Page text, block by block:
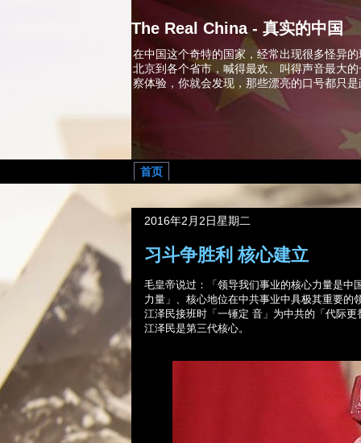
The Real China - 真实的中国
在中国这个奇特的国家，经常出现很多怪异
北京到各个省市，喊得最欢、叫得声音最大
察体验，你就会发现，那些漂亮的口号都只
首页
2016年2月2日星期二
习斗争胜利 核心建立
毛皇帝说过：「领导我们事业的核心力量是中
力量」、核心地位在中共事业中具极其重要的
江泽民接班时「一锤定 音」为中共的「代际
江泽民是第三代核心。